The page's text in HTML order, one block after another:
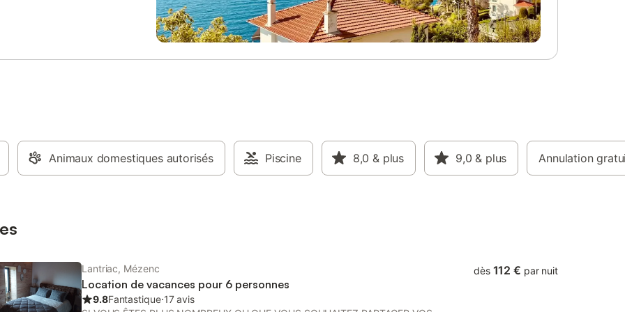
une petite salle de bains et
sera demandée. Ce logement
par un professionnel. Sauf
les prestations, telles
annonce), un suppl
ferme donnant directement sur une
grande cour arborée avec un coin
terrasse. * Pour information les frais de
ménage ne sontcompris . Merci
Animaux domestiques autorisés Piscine 8,0 & plus 9,0 & plus Annulation
Lantriac, Mézenc
Location de vacances pour 6 personnes
9.8Fantastique⋅17 avis
dès 112 € par nuit